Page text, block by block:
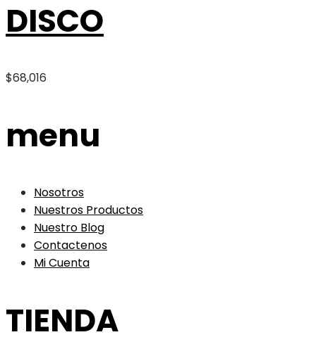
DISCO
$68,016
menu
Nosotros
Nuestros Productos
Nuestro Blog
Contactenos
Mi Cuenta
TIENDA